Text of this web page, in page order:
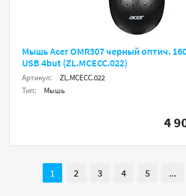
Мышь Acer OMR307 черный оптич.
USB 4but (ZL.MCECC.022)
Артикул:
ZL.MCECC.022
Тип:
Мышь
4
1 2 3 4 5 ...